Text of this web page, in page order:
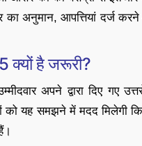
का अनुमान, आपत्तियां दर्ज
है जरूरी?
अपने द्वारा दिए गए
को यह समझने में मदद मिलेगी